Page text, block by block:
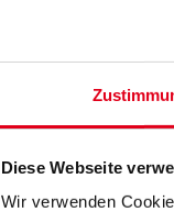
Diese Webseite
Wir verwenden